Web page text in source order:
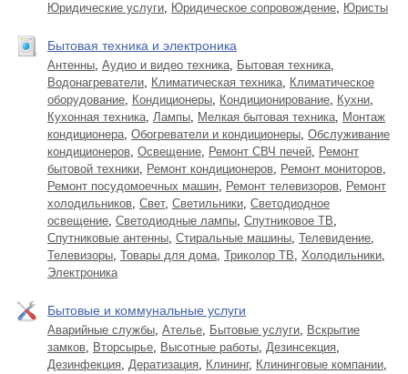
Юридические услуги, Юридическое сопровождение, Юристы
Бытовая техника и электроника
Антенны, Аудио и видео техника, Бытовая техника,
Водонагреватели, Климатическая техника, Климатическое
оборудование, Кондиционеры, Кондиционирование, Кухни,
Кухонная техника, Лампы, Мелкая бытовая техника, Монтаж
кондиционера, Обогреватели и кондиционеры, Обслуживание
кондиционеров, Освещение, Ремонт СВЧ печей, Ремонт
бытовой техники, Ремонт кондиционеров, Ремонт мониторов,
Ремонт посудомоечных машин, Ремонт телевизоров, Ремонт
холодильников, Свет, Светильники, Светодиодное
освещение, Светодиодные лампы, Спутниковое ТВ,
Спутниковые антенны, Стиральные машины, Телевидение,
Телевизоры, Товары для дома, Триколор ТВ, Холодильники,
Электроника
Бытовые и коммунальные услуги
Аварийные службы, Ателье, Бытовые услуги, Вскрытие
замков, Вторсырье, Высотные работы, Дезинсекция,
Дезинфекция, Дератизация, Клининг, Клининговые компании,